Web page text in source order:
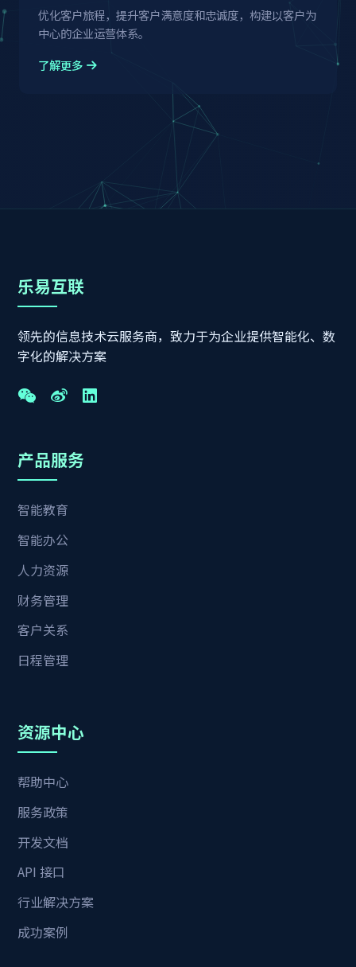
优化客户旅程，提升客户满意度和忠诚度，构建以客户为
中心的企业运营体系。
了解更多
乐易互联
领先的信息技术云服务商，致力于为企业提供智能化、数
字化的解决方案
产品服务
智能教育
智能办公
人力资源
财务管理
客户关系
日程管理
资源中心
帮助中心
服务政策
开发文档
API 接口
行业解决方案
成功案例